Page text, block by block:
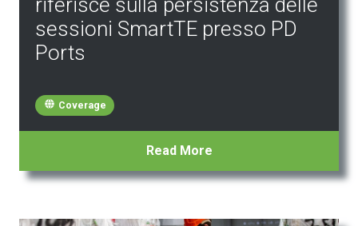
riferisce sulla persistenza delle
sessioni SmartTE presso PD
Ports
Coverage
Read More